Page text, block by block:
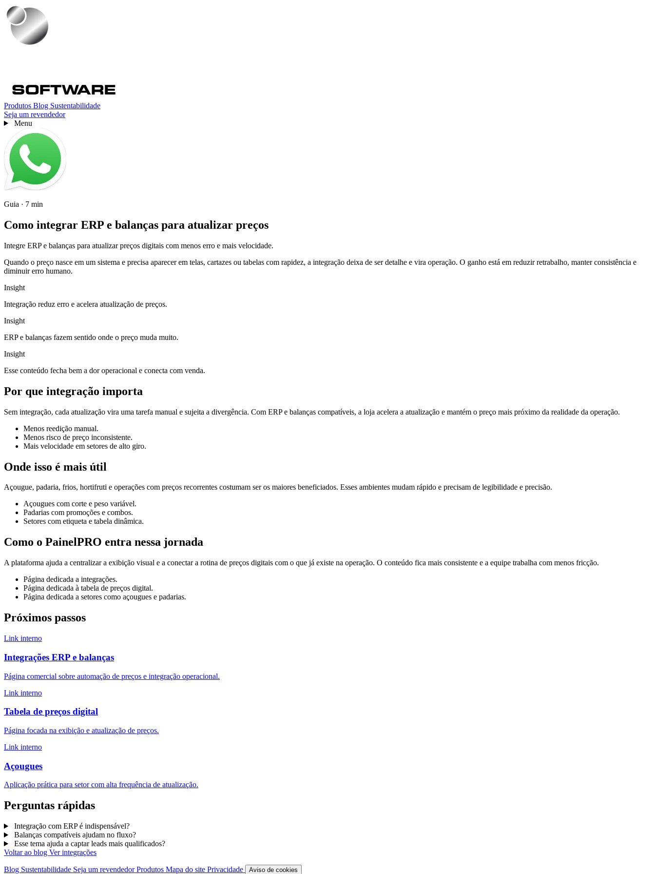
Produtos Blog Sustentabilidade
Seja um revendedor
Menu
Guia · 7 min
Como integrar ERP e balanças para atualizar preços
Integre ERP e balanças para atualizar preços digitais com menos erro e mais velocidade.
Quando o preço nasce em um sistema e precisa aparecer em telas, cartazes ou tabelas com rapidez, a integração deixa de ser detalhe e vira operação. O ganho está em reduzir retrabalho, manter consistência e
diminuir erro humano.
Insight
Integração reduz erro e acelera atualização de preços.
Insight
ERP e balanças fazem sentido onde o preço muda muito.
Insight
Esse conteúdo fecha bem a dor operacional e conecta com venda.
Por que integração importa
Sem integração, cada atualização vira uma tarefa manual e sujeita a divergência. Com ERP e balanças compatíveis, a loja acelera a atualização e mantém o preço mais próximo da realidade da operação.
Menos reedição manual.
Menos risco de preço inconsistente.
Mais velocidade em setores de alto giro.
Onde isso é mais útil
Açougue, padaria, frios, hortifruti e operações com preços recorrentes costumam ser os maiores beneficiados. Esses ambientes mudam rápido e precisam de legibilidade e precisão.
Açougues com corte e peso variável.
Padarias com promoções e combos.
Setores com etiqueta e tabela dinâmica.
Como o PainelPRO entra nessa jornada
A plataforma ajuda a centralizar a exibição visual e a conectar a rotina de preços digitais com o que já existe na operação. O conteúdo fica mais consistente e a equipe trabalha com menos fricção.
Página dedicada a integrações.
Página dedicada à tabela de preços digital.
Página dedicada a setores como açougues e padarias.
Próximos passos
Link interno
Integrações ERP e balanças
Página comercial sobre automação de preços e integração operacional.
Link interno
Tabela de preços digital
Página focada na exibição e atualização de preços.
Link interno
Açougues
Aplicação prática para setor com alta frequência de atualização.
Perguntas rápidas
Integração com ERP é indispensável?
Balanças compatíveis ajudam no fluxo?
Esse tema ajuda a captar leads mais qualificados?
Voltar ao blog Ver integrações
Blog Sustentabilidade Seja um revendedorProdutos Mapa do site Privacidade Aviso de cookies